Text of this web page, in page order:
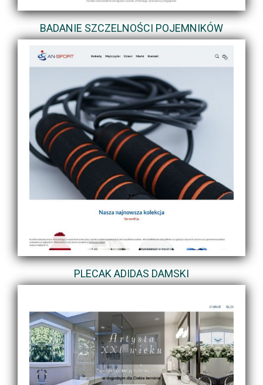
BADANIE SZCZELNOŚCI POJEMNIKÓW
PLECAK ADIDAS DAMSKI